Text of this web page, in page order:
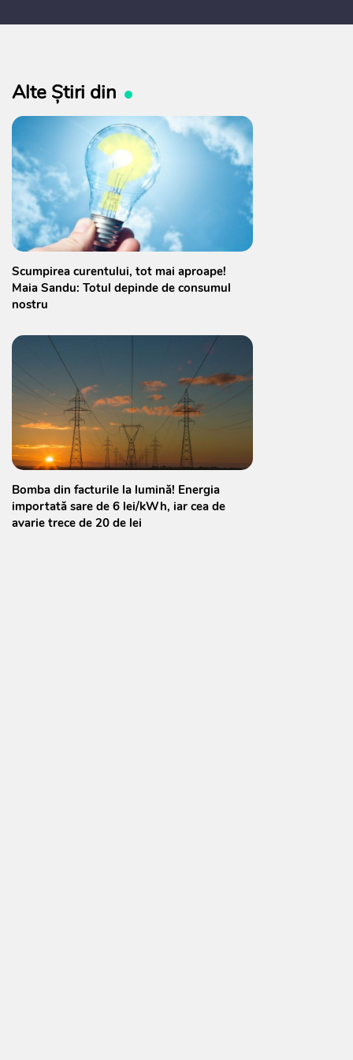
Alte Știri din
Scumpirea curentului, tot mai aproape!
Maia Sandu: Totul depinde de consumul
nostru
Bomba din facturile la lumină! Energia
importată sare de 6 lei/kWh, iar cea de
avarie trece de 20 de lei